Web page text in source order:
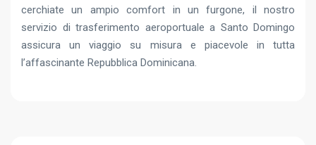
cerchiate un ampio comfort in un furgone, il nostro
servizio di trasferimento aeroportuale a Santo Domingo
assicura un viaggio su misura e piacevole in tutta
l’affascinante Repubblica Dominicana.